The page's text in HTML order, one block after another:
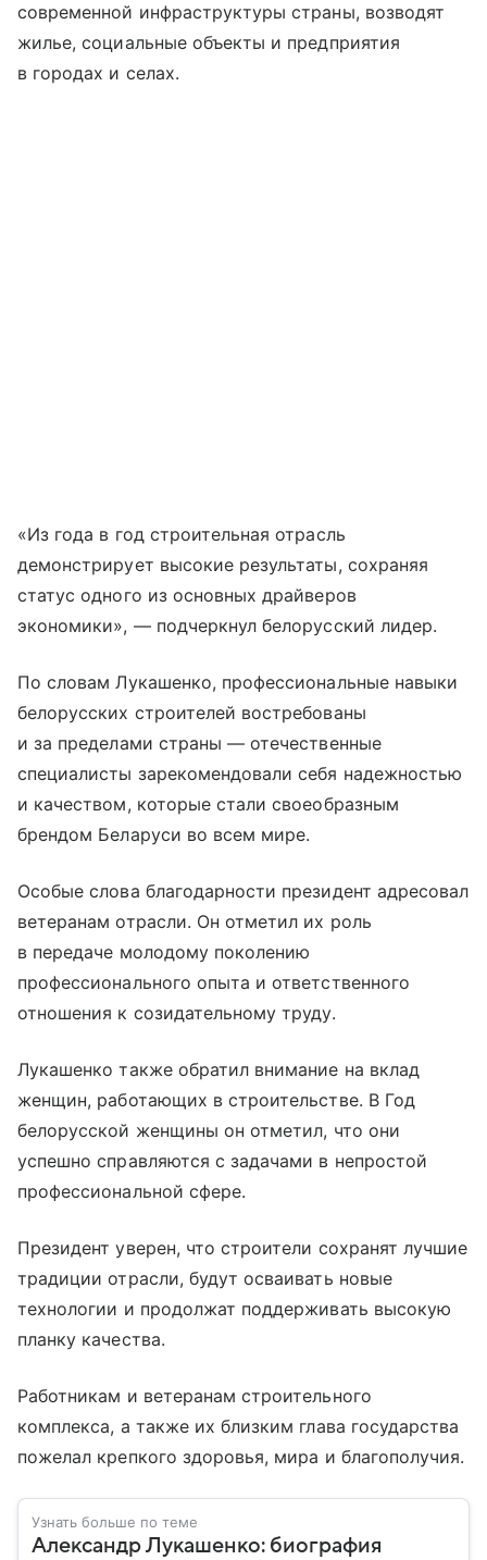
современной инфраструктуры страны, возводят
жилье, социальные объекты и предприятия
в городах и селах.
«Из года в год строительная отрасль
демонстрирует высокие результаты, сохраняя
статус одного из основных драйверов
экономики», — подчеркнул белорусский лидер.
По словам Лукашенко, профессиональные навыки
белорусских строителей востребованы
и за пределами страны — отечественные
специалисты зарекомендовали себя надежностью
и качеством, которые стали своеобразным
брендом Беларуси во всем мире.
Особые слова благодарности президент адресовал
ветеранам отрасли. Он отметил их роль
в передаче молодому поколению
профессионального опыта и ответственного
отношения к созидательному труду.
Лукашенко также обратил внимание на вклад
женщин, работающих в строительстве. В Год
белорусской женщины он отметил, что они
успешно справляются с задачами в непростой
профессиональной сфере.
Президент уверен, что строители сохранят лучшие
традиции отрасли, будут осваивать новые
технологии и продолжат поддерживать высокую
планку качества.
Работникам и ветеранам строительного
комплекса, а также их близким глава государства
пожелал крепкого здоровья, мира и благополучия.
Узнать больше по теме
Александр Лукашенко: биография